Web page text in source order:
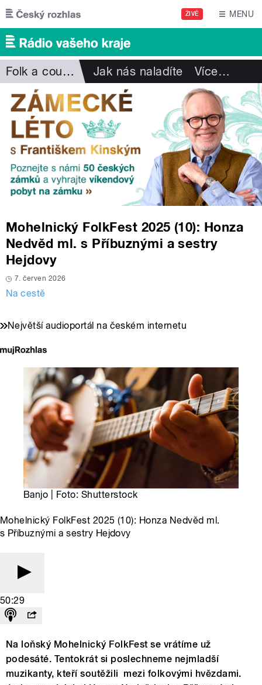
Přejít k hlavnímu obsahu
ŽIVĚ MENU
Folk a country Jak nás naladíte Více…
Mohelnický FolkFest 2025 (10): Honza
Nedvěd ml. s Příbuznými a sestry
Hejdovy
7. červen 2026
Na cestě
Největší audioportál na českém internetu
Banjo | Foto: Shutterstock
Mohelnický FolkFest 2025 (10): Honza Nedvěd ml.
s Příbuznými a sestry Hejdovy
50:29
Na loňský Mohelnický FolkFest se vrátíme už
podesáté. Tentokrát si poslechneme nejmladší
muzikanty, kteří soutěžili mezi folkovými hvězdami.